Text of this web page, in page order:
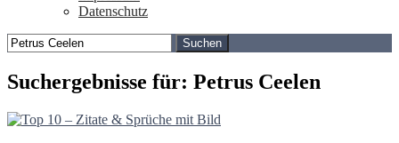
Datenschutz
Suchen
nach:
Suchergebnisse für: Petrus Ceelen